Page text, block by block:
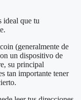
ideal que tu
(generalmente de
un dispositivo de
su principal
tan importante tener